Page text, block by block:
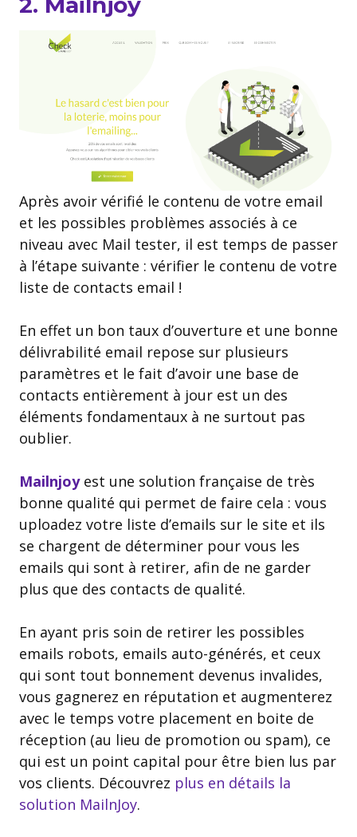
Après avoir vérifié le contenu de votre email
et les possibles problèmes associés à ce
niveau avec Mail tester, il est temps de passer
à l’étape suivante : vérifier le contenu de votre
liste de contacts email !
En effet un bon taux d’ouverture et une bonne
délivrabilité email repose sur plusieurs
paramètres et le fait d’avoir une base de
contacts entièrement à jour est un des
éléments fondamentaux à ne surtout pas
oublier.
Mailnjoyest une solution française de très
bonne qualité qui permet de faire cela : vous
uploadez votre liste d’emails sur le site et ils
se chargent de déterminer pour vous les
emails qui sont à retirer, afin de ne garder
plus que des contacts de qualité.
En ayant pris soin de retirer les possibles
emails robots, emails auto-générés, et ceux
qui sont tout bonnement devenus invalides,
vous gagnerez en réputation et augmenterez
avec le temps votre placement en boite de
réception (au lieu de promotion ou spam), ce
qui est un point capital pour être bien lus par
vos clients. Découvrez plus en détails la
solution MailnJoy.